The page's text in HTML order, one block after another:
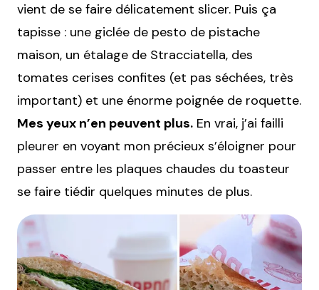
vient de se faire délicatement slicer. Puis ça
tapisse : une giclée de pesto de pistache
maison, un étalage de Stracciatella, des
tomates cerises confites (et pas séchées, très
important) et une énorme poignée de roquette.
Mes yeux n’en peuvent plus. En vrai, j’ai failli
pleurer en voyant mon précieux s’éloigner pour
passer entre les plaques chaudes du toasteur
se faire tiédir quelques minutes de plus.